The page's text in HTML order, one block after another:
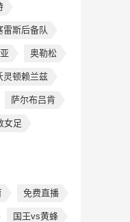
雷斯后备队
奥勒松
灵顿赖兰兹
萨尔布吕肯
女足
免费直播
国王vs黄蜂